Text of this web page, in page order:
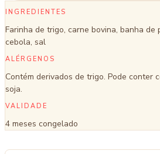
INGREDIENTES
Farinha de trigo, carne bovina, banha de
cebola, sal
ALÉRGENOS
Contém derivados de trigo. Pode conter
soja.
VALIDADE
4 meses congelado